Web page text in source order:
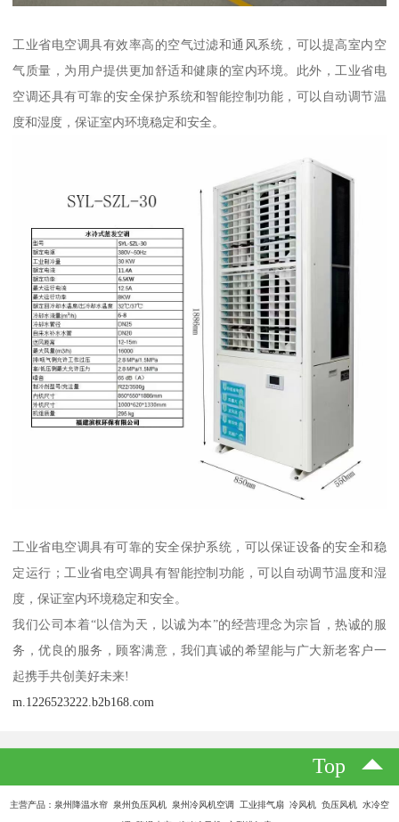
工业省电空调具有效率高的空气过滤和通风系统，可以提高室内空
气质量，为用户提供更加舒适和健康的室内环境。此外，工业省电
空调还具有可靠的安全保护系统和智能控制功能，可以自动调节温
度和湿度，保证室内环境稳定和安全。
工业省电空调具有可靠的安全保护系统，可以保证设备的安全和稳
定运行；工业省电空调具有智能控制功能，可以自动调节温度和湿
度，保证室内环境稳定和安全。
我们公司本着“以信为天，以诚为本”的经营理念为宗旨，热诚的服
务，优良的服务，顾客满意，我们真诚的希望能与广大新老客户一
起携手共创美好未来!
m.1226523222.b2b168.com
Top
主营产品：泉州降温水帘 泉州负压风机 泉州冷风机空调 工业排气扇 冷风机 负压风机 水冷空